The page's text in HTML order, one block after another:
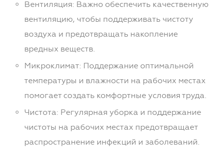
Вентиляция: Важно обеспечить качественную
вентиляцию, чтобы поддерживать чистоту
воздуха и предотвращать накопление
вредных веществ.
Микроклимат: Поддержание оптимальной
температуры и влажности на рабочих местах
помогает создать комфортные условия труда.
Чистота: Регулярная уборка и поддержание
чистоты на рабочих местах предотвращает
распространение инфекций и заболеваний.